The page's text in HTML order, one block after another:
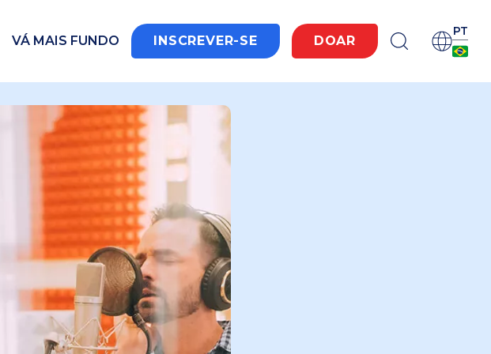
VÁ MAIS FUNDO INSCREVER-SE DOAR
PT